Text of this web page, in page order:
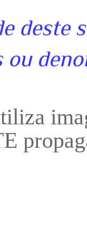
deste
ou